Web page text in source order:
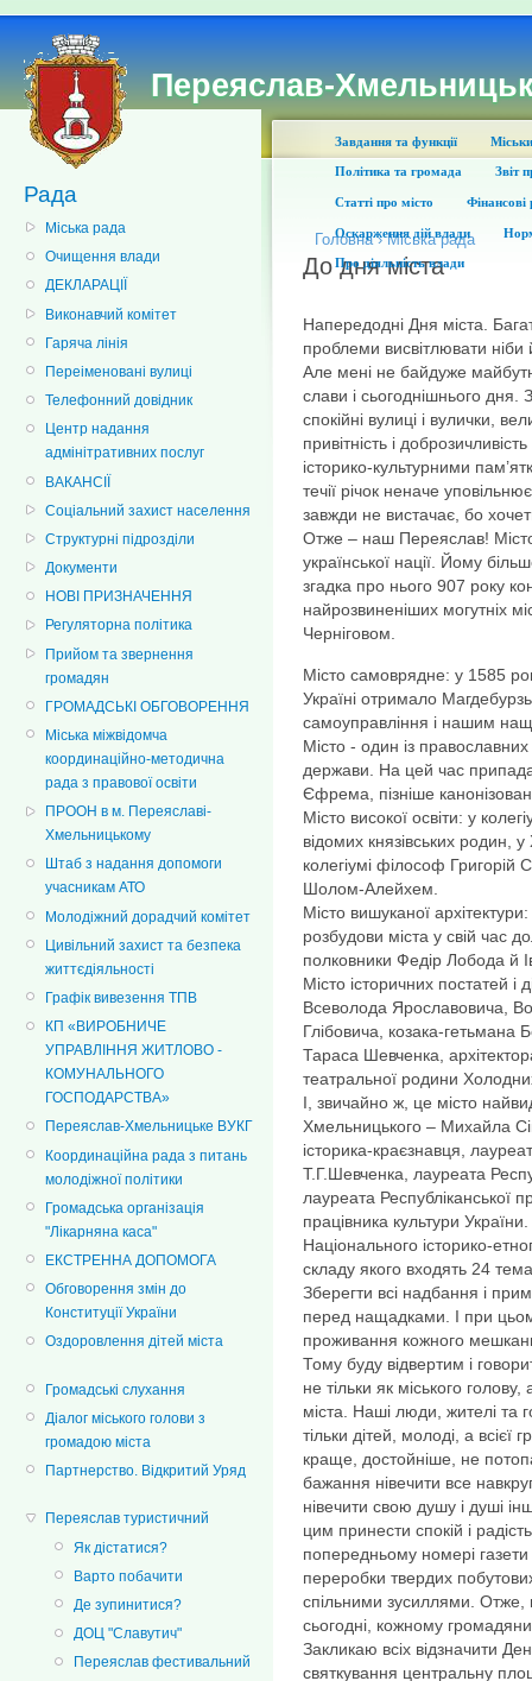
Переяслав-
Рада
Міська рада
Очищення влади
ДЕКЛАРАЦІЇ
Виконавчий комітет
Гаряча лінія
Переіменовані вулиці
Телефонний довідник
Центр надання
адмінітративних послуг
ВАКАНСІЇ
Соціальний захист населення
Структурні підрозділи
Документи
НОВІ ПРИЗНАЧЕННЯ
Регуляторна політика
Прийом та звернення
громадян
ГРОМАДСЬКІ ОБГОВОРЕННЯ
Міська міжвідомча
координаційно-методична
рада з правової освіти
ПРООН в м. Переяславі-
Хмельницькому
Штаб з надання допомоги
учасникам АТО
Молодіжний дорадчий комітет
Цивільний захист та безпека
життєдіяльності
Графік вивезення ТПВ
КП «ВИРОБНИЧЕ
УПРАВЛІННЯ ЖИТЛОВО -
КОМУНАЛЬНОГО
ГОСПОДАРСТВА»
Переяслав-Хмельницьке ВУКГ
Координаційна рада з питань
молодіжної політики
Громадська організація
"Лікарняна каса"
ЕКСТРЕННА ДОПОМОГА
Обговорення змін до
Конституції України
Оздоровлення дітей міста
Громадські слухання
Діалог міського голови з
громадою міста
Партнерство. Відкритий Уряд
Переяслав туристичний
Як дістатися?
Варто побачити
Де зупинитися?
ДОЦ "Славутич"
Переяслав фестивальний
Завдання та функції
Політика та громада Звіт
Статті про місто Фінансові
Оскарження дій влади
Про діяльність влади
Головна›Міська рада
До дня міста
Напередодні Дня міста.
проблеми висвітлювати ніби
Але мені не байдуже
слави і сьогоднішнього дня.
спокійні вулиці і вулички,
привітність і
історико-культурними
течії річок неначе
завжди не вистачає, бо
Отже – наш Переяслав!
української нації. Йому
згадка про нього 907 року
найрозвиненіших могутніх
Черніговом.
Місто самоврядне: у 1585
Україні отримало
самоуправління і нашим
Місто - один із
держави. На цей час
Єфрема, пізніше
Місто високої освіти: у
відомих князівських родин, у
колегіумі філософ Григорій
Шолом-Алейхем.
Місто вишуканої
розбудови міста у свій час
полковники Федір Лобода й
Місто історичних постатей і
Всеволода Ярославовича,
Глібовича, козака-
Тараса Шевченка,
театральної родини
І, звичайно ж, це місто
Хмельницького – Михайла
історика-краєзнавця,
Т.Г.Шевченка, лауреата
лауреата Республіканської
працівника культури
Національного історико-
складу якого входять 24
Зберегти всі надбання і
перед нащадками. І при
проживання кожного
Тому буду відвертим і
не тільки як міського
міста. Наші люди, жителі та
тільки дітей, молоді, а
краще, достойніше, не
бажання нівечити все
нівечити свою душу і душі
цим принести спокій і
попередньому номері газети
переробки твердих
спільними зусиллями. Отже,
сьогодні, кожному
Закликаю всіх відзначити
святкування центральну